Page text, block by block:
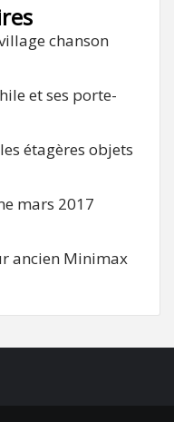
chanson
et ses porte-
étagères objets
mars 2017
ancien Minimax